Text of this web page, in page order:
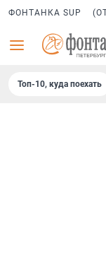
ФОНТАНКА SUP
Топ-10, куда поехать